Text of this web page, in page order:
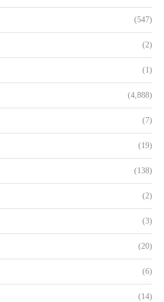
(547)
(2)
(1)
(4,888)
(7)
(19)
(138)
(2)
(3)
(20)
(6)
(14)